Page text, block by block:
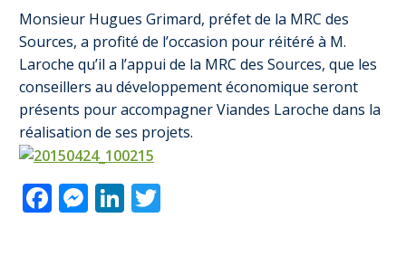
Monsieur Hugues Grimard, préfet de la MRC des
Sources, a profité de l’occasion pour réitéré à M.
Laroche qu’il a l’appui de la MRC des Sources, que les
conseillers au développement économique seront
présents pour accompagner Viandes Laroche dans la
réalisation de ses projets.
Facebook
Messenger
LinkedIn